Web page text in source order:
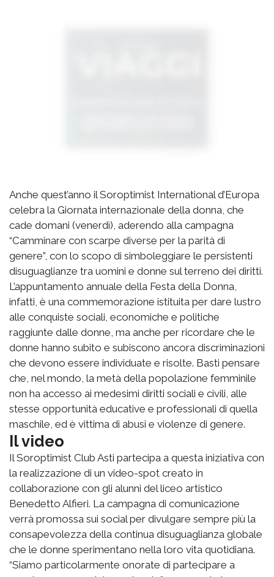
Anche quest’anno il Soroptimist International d’Europa
celebra la Giornata internazionale della donna, che
cade domani (venerdì), aderendo alla campagna
“Camminare con scarpe diverse per la parità di
genere”, con lo scopo di simboleggiare le persistenti
disuguaglianze tra uomini e donne sul terreno dei diritti.
L’appuntamento annuale della Festa della Donna,
infatti, è una commemorazione istituita per dare lustro
alle conquiste sociali, economiche e politiche
raggiunte dalle donne, ma anche per ricordare che le
donne hanno subito e subiscono ancora discriminazioni
che devono essere individuate e risolte. Basti pensare
che, nel mondo, la metà della popolazione femminile
non ha accesso ai medesimi diritti sociali e civili, alle
stesse opportunità educative e professionali di quella
maschile, ed è vittima di abusi e violenze di genere.
Il video
Il Soroptimist Club Asti partecipa a questa iniziativa con
la realizzazione di un video-spot creato in
collaborazione con gli alunni del liceo artistico
Benedetto Alfieri. La campagna di comunicazione
verrà promossa sui social per divulgare sempre più la
consapevolezza della continua disuguaglianza globale
che le donne sperimentano nella loro vita quotidiana.
“Siamo particolarmente onorate di partecipare a